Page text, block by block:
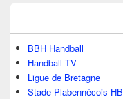
BBH Handball
Handball TV
Ligue de Bretagne
Stade Plabennécois HB